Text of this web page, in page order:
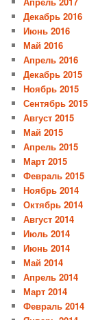
Декабрь 2016
Июнь 2016
Май 2016
Апрель 2016
Декабрь 2015
Ноябрь 2015
Сентябрь 2015
Август 2015
Май 2015
Апрель 2015
Март 2015
Февраль 2015
Ноябрь 2014
Октябрь 2014
Август 2014
Июль 2014
Июнь 2014
Май 2014
Апрель 2014
Март 2014
Февраль 2014